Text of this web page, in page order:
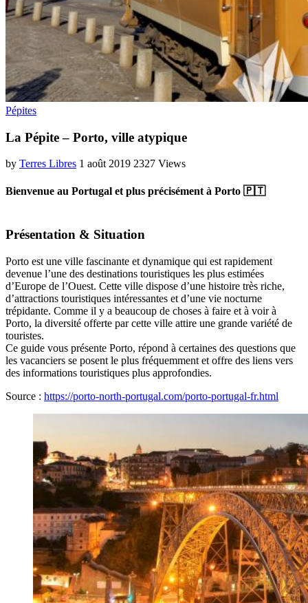
Pépites
La Pépite – Porto, ville atypique
by Terres Libres 1 août 2019 2327 Views
Bienvenue au Portugal et plus précisément à Porto 🇵🇹
Présentation & Situation
Porto est une ville fascinante et dynamique qui est rapidement
devenue l’une des destinations touristiques les plus estimées
d’Europe de l’Ouest. Cette ville dispose d’une histoire très riche,
d’attractions touristiques intéressantes et d’une vie nocturne
trépidante. Comme il y a beaucoup de choses à faire et à voir à
Porto, la diversité offerte par cette ville attire une grande variété de
touristes.
Ce guide vous présente Porto, répond à certaines des questions que
les vacanciers se posent le plus fréquemment et offre des liens vers
des informations touristiques plus approfondies.
Source : https://porto-north-portugal.com/porto-portugal-fr.html